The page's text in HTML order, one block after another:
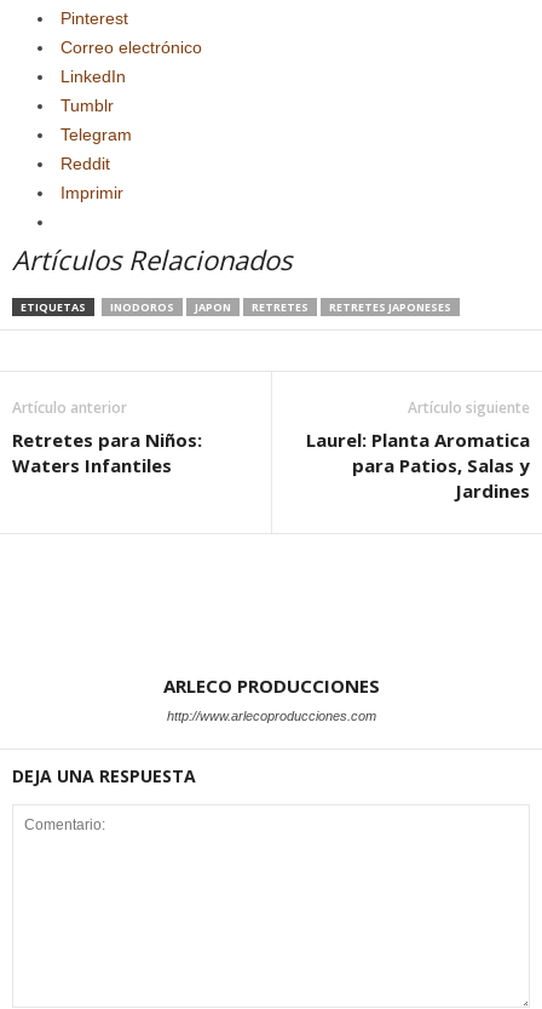
Pinterest
Correo electrónico
LinkedIn
Tumblr
Telegram
Reddit
Imprimir
Artículos Relacionados
ETIQUETAS INODOROS JAPON RETRETES RETRETES JAPONESES
Artículo anterior
Retretes para Niños:
Waters Infantiles
Artículo siguiente
Laurel: Planta Aromatica
para Patios, Salas y
Jardines
ARLECO PRODUCCIONES
http://www.arlecoproducciones.com
DEJA UNA RESPUESTA